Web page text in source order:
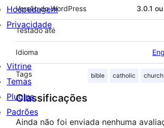
Versão do WordPress 3.0.1
Testado até
Idioma
Tags bible catholic church
Classificações
Ainda não foi enviada nenhuma
Hospedagem
Privacidade
Vitrine
Temas
Plugins
Padrões